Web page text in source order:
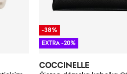
COCCINELLE
-38%
EXTRA -20%